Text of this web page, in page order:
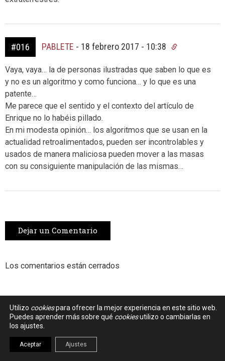
#016 PABLETE - 18 febrero 2017 - 10:38
Vaya, vaya… la de personas ilustradas que saben lo que es
y no es un algoritmo y como funciona… y lo que es una
patente…
Me parece que el sentido y el contexto del artículo de
Enrique no lo habéis pillado.
En mi modesta opinión… los algoritmos que se usan en la
actualidad retroalimentados, pueden ser incontrolables y
usados de manera maliciosa pueden mover a las masas
con su consiguiente manipulación de las mismas…
Dejar un Comentario
Los comentarios están cerrados
Utilizo cookiespara ofrecer la mejor experiencia en este sitio web.
Puedes aprender más sobre qué cookiesutilizo o cambiarlas en
los ajustes.
Aceptar Ajustes